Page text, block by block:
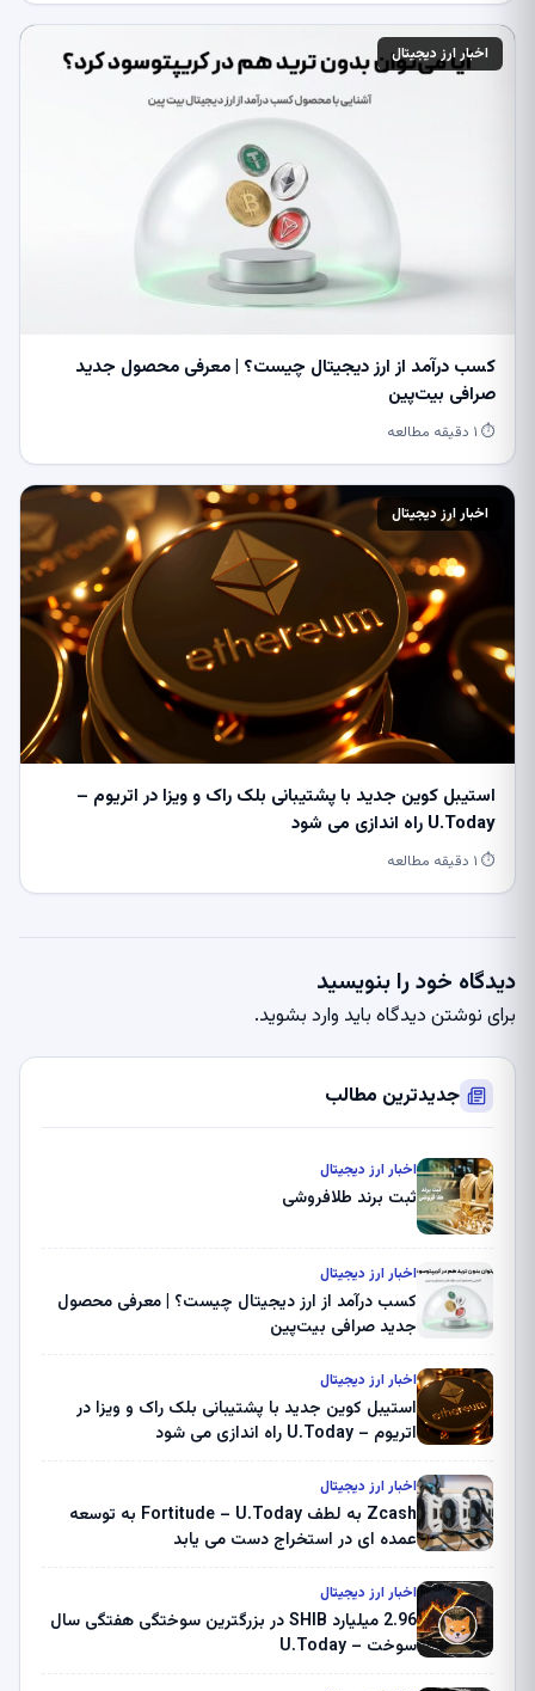
اخبار ارز دیجیتال
کسب درآمد از ارز دیجیتال چیست؟ | معرفی محصول جدید
صرافی بیت‌پین
⏱ ۱ دقیقه مطالعه
اخبار ارز دیجیتال
استیبل کوین جدید با پشتیبانی بلک راک و ویزا در اتریوم –
U.Today راه اندازی می شود
⏱ ۱ دقیقه مطالعه
دیدگاه خود را بنویسید
برای نوشتن دیدگاه باید وارد بشوید.
جدیدترین مطالب
اخبار ارز دیجیتال
ثبت برند طلافروشی
اخبار ارز دیجیتال
کسب درآمد از ارز دیجیتال چیست؟ | معرفی محصول
جدید صرافی بیت‌پین
اخبار ارز دیجیتال
استیبل کوین جدید با پشتیبانی بلک راک و ویزا در
اتریوم – U.Today راه اندازی می شود
اخبار ارز دیجیتال
Zcash به لطف Fortitude – U.Today به توسعه
عمده ای در استخراج دست می یابد
اخبار ارز دیجیتال
2.96 میلیارد SHIB در بزرگترین سوختگی هفتگی سال
سوخت – U.Today